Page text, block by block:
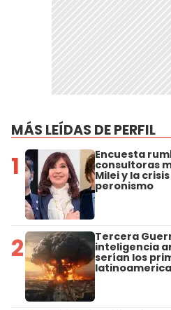
MÁS LEÍDAS DE PERFIL
1 Encuesta
consultoras
Milei y la
peronismo
2 Tercera
inteligencia
serían los